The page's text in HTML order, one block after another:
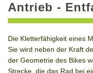
Antrieb -
Die Kletterfähigkeit eines
Sie wird neben der Kraft
der Geometrie des Bikes
Strecke, die das Rad bei